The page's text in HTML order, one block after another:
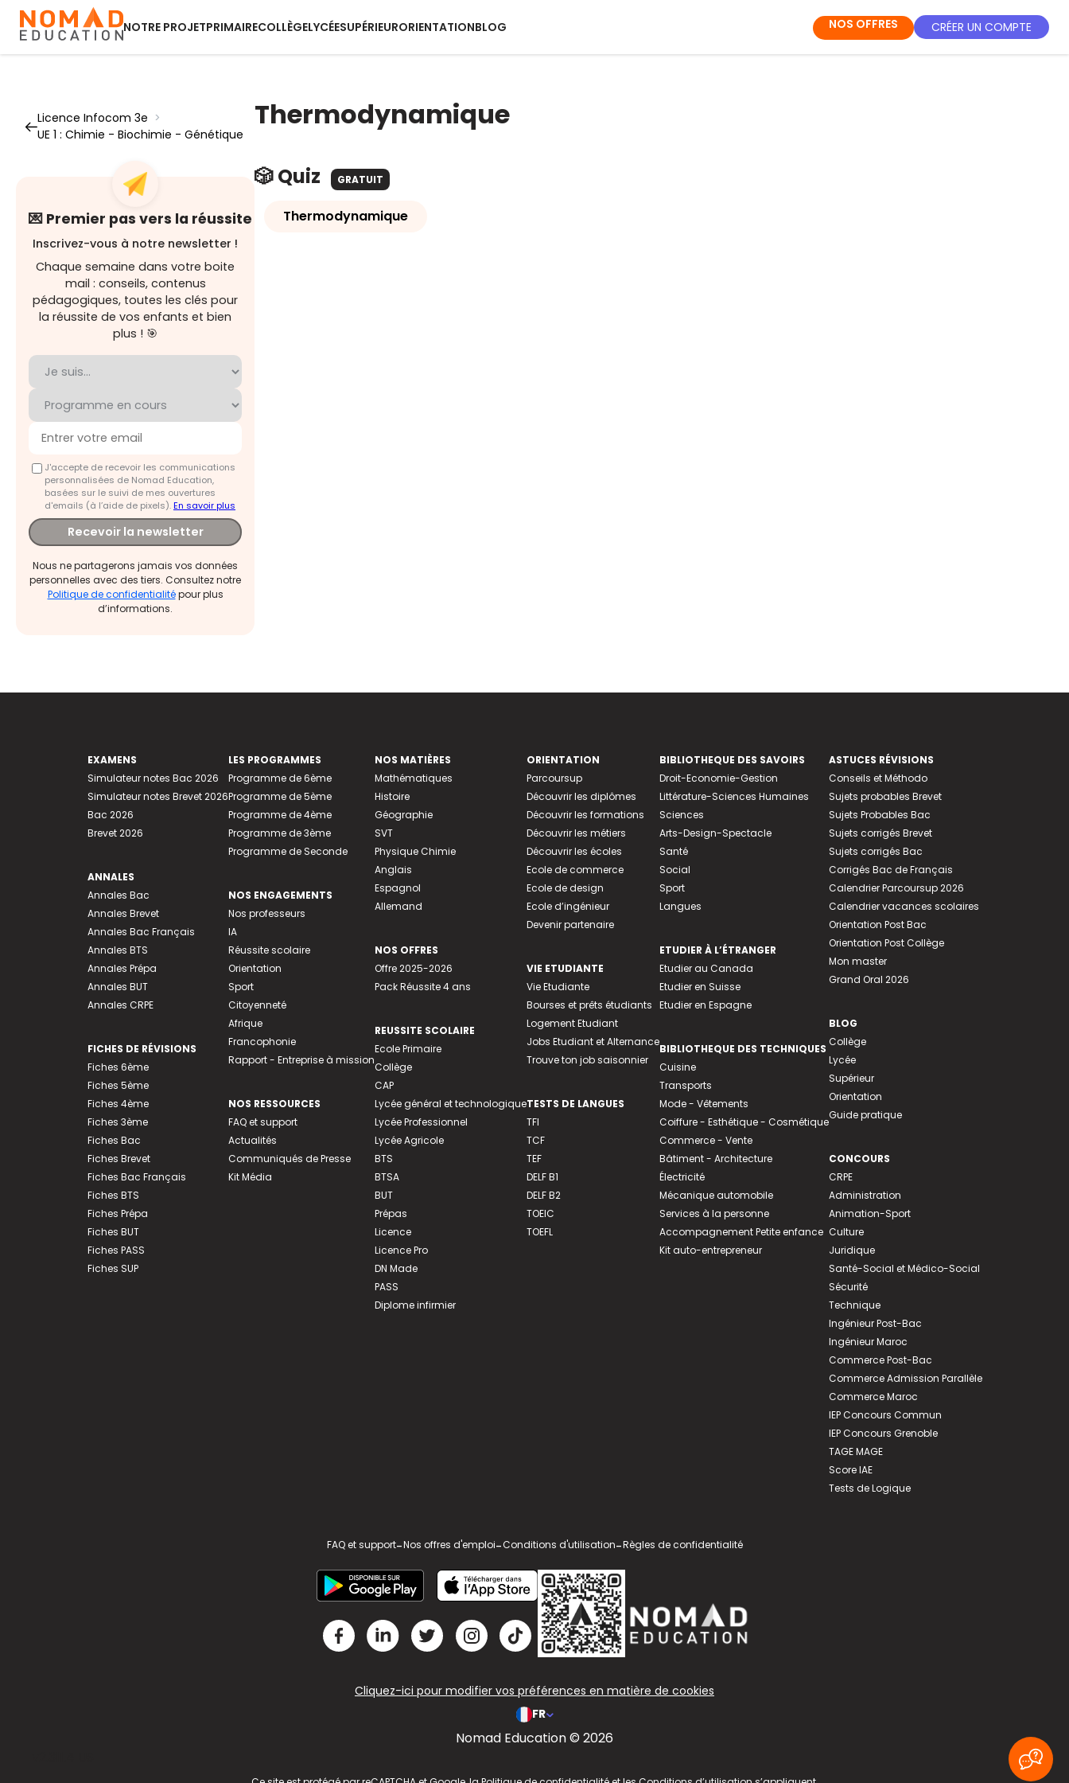
NOTRE PROJETPRIMAIRECOLLÈGELYCÉESUPÉRIEURORIENTATIONBLOG NOS OFFRES CRÉER UN COMPTE
Licence Infocom 3e >
UE 1 : Chimie - Biochimie - Génétique
💌 Premier pas vers la réussite
Inscrivez-vous à notre newsletter !
Chaque semaine dans votre boite
mail : conseils, contenus
pédagogiques, toutes les clés pour
la réussite de vos enfants et bien
plus ! 🎯
J'accepte de recevoir les communications
personnalisées de Nomad Education,
basées sur le suivi de mes ouvertures
d'emails (à l’aide de pixels).En savoir plus
Recevoir la newsletter
Nous ne partagerons jamais vos données
personnelles avec des tiers. Consultez notre
Politique de confidentialitépour plus
d’informations.
Thermodynamique
🎲 Quiz GRATUIT
Thermodynamique
EXAMENS
Simulateur notes Bac 2026
Simulateur notes Brevet 2026
Bac 2026
Brevet 2026
ANNALES
Annales Bac
Annales Brevet
Annales Bac Français
Annales BTS
Annales Prépa
Annales BUT
Annales CRPE
FICHES DE RÉVISIONS
Fiches 6ème
Fiches 5ème
Fiches 4ème
Fiches 3ème
Fiches Bac
Fiches Brevet
Fiches Bac Français
Fiches BTS
Fiches Prépa
Fiches BUT
Fiches PASS
Fiches SUP
LES PROGRAMMES
Programme de 6ème
Programme de 5ème
Programme de 4ème
Programme de 3ème
Programme de Seconde
NOS ENGAGEMENTS
Nos professeurs
IA
Réussite scolaire
Orientation
Sport
Citoyenneté
Afrique
Francophonie
Rapport - Entreprise à mission
NOS RESSOURCES
FAQ et support
Actualités
Communiqués de Presse
Kit Média
NOS MATIÈRES
Mathématiques
Histoire
Géographie
SVT
Physique Chimie
Anglais
Espagnol
Allemand
NOS OFFRES
Offre 2025-2026
Pack Réussite 4 ans
REUSSITE SCOLAIRE
Ecole Primaire
Collège
CAP
Lycée général et technologique
Lycée Professionnel
Lycée Agricole
BTS
BTSA
BUT
Prépas
Licence
Licence Pro
DN Made
PASS
Diplome infirmier
ORIENTATION
Parcoursup
Découvrir les diplômes
Découvrir les formations
Découvrir les métiers
Découvrir les écoles
Ecole de commerce
Ecole de design
Ecole d’ingénieur
Devenir partenaire
VIE ETUDIANTE
Vie Etudiante
Bourses et prêts étudiants
Logement Etudiant
Jobs Etudiant et Alternance
Trouve ton job saisonnier
TESTS DE LANGUES
TFI
TCF
TEF
DELF B1
DELF B2
TOEIC
TOEFL
BIBLIOTHEQUE DES SAVOIRS
Droit-Economie-Gestion
Littérature-Sciences Humaines
Sciences
Arts-Design-Spectacle
Santé
Social
Sport
Langues
ETUDIER À L’ÉTRANGER
Etudier au Canada
Etudier en Suisse
Etudier en Espagne
BIBLIOTHEQUE DES TECHNIQUES
Cuisine
Transports
Mode - Vêtements
Coiffure - Esthétique - Cosmétique
Commerce - Vente
Bâtiment - Architecture
Électricité
Mécanique automobile
Services à la personne
Accompagnement Petite enfance
Kit auto-entrepreneur
ASTUCES RÉVISIONS
Conseils et Méthodo
Sujets probables Brevet
Sujets Probables Bac
Sujets corrigés Brevet
Sujets corrigés Bac
Corrigés Bac de Français
Calendrier Parcoursup 2026
Calendrier vacances scolaires
Orientation Post Bac
Orientation Post Collège
Mon master
Grand Oral 2026
BLOG
Collège
Lycée
Supérieur
Orientation
Guide pratique
CONCOURS
CRPE
Administration
Animation-Sport
Culture
Juridique
Santé-Social et Médico-Social
Sécurité
Technique
Ingénieur Post-Bac
Ingénieur Maroc
Commerce Post-Bac
Commerce Admission Parallèle
Commerce Maroc
IEP Concours Commun
IEP Concours Grenoble
TAGE MAGE
Score IAE
Tests de Logique
FAQ et support-Nos offres d'emploi-Conditions d'utilisation-Règles de confidentialité
Cliquez-ici pour modifier vos préférences en matière de cookies
FR
Nomad Education © 2026